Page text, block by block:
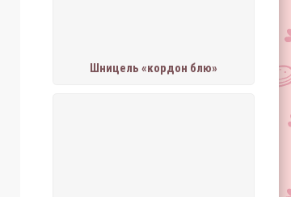
Шницель «кордон блю»